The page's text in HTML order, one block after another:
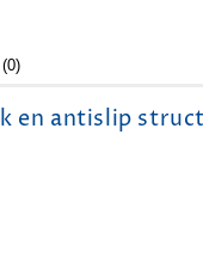
en antislip